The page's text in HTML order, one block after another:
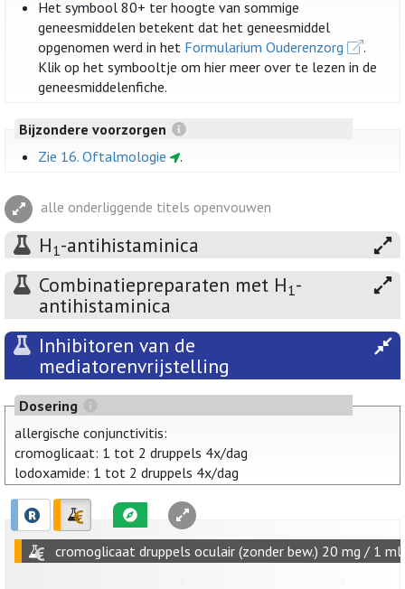
Het symbool 80+ ter hoogte van sommige
geneesmiddelen betekent dat het geneesmiddel
opgenomen werd in het Formularium Ouderenzorg
.
Klik op het symbooltje om hier meer over te lezen in de
geneesmiddelenfiche.
Bijzondere voorzorgen
Zie 16. Oftalmologie
.
alle onderliggende titels openvouwen
H1-antihistaminica
Combinatiepreparaten met H1-
antihistaminica
Inhibitoren van de
mediatorenvrijstelling
Dosering
allergische conjunctivitis:
cromoglicaat: 1 tot 2 druppels 4x/dag
lodoxamide: 1 tot 2 druppels 4x/dag
cromoglicaat druppels oculair (zonder bew.) 20 mg / 1 ml